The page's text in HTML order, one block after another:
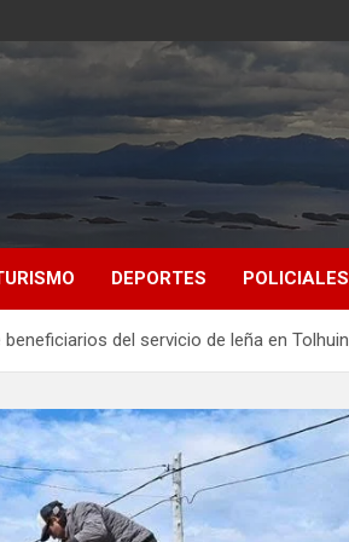
DEPORTES POLICIALES
del servicio de leña en Tolhuin